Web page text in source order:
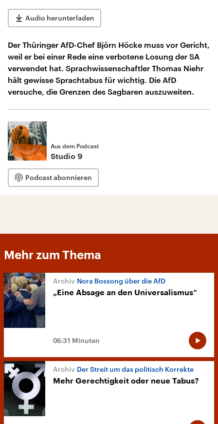
Audio herunterladen
Der Thüringer AfD-Chef Björn Höcke muss vor Gericht,
weil er bei einer Rede eine verbotene Losung der SA
verwendet hat. Sprachwissenschaftler Thomas Niehr
hält gewisse Sprachtabus für wichtig. Die AfD
versuche, die Grenzen des Sagbaren auszuweiten.
Aus dem Podcast
Studio 9
Podcast abonnieren
Mehr zum Thema
Nora Bossong über die AfD
„Eine Absage an den Universalismus“
06:31 Minuten
Der Streit um das politisch Korrekte
Mehr Gerechtigkeit oder neue Tabus?